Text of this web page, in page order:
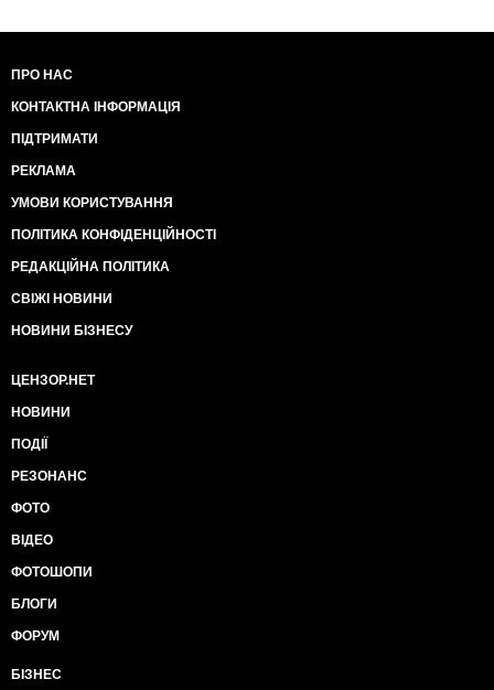
ПРО НАС
КОНТАКТНА ІНФОРМАЦІЯ
ПІДТРИМАТИ
РЕКЛАМА
УМОВИ КОРИСТУВАННЯ
ПОЛІТИКА КОНФІДЕНЦІЙНОСТІ
РЕДАКЦІЙНА ПОЛІТИКА
СВІЖІ НОВИНИ
НОВИНИ БІЗНЕСУ
ЦЕНЗОР.НЕТ
НОВИНИ
ПОДІЇ
РЕЗОНАНС
ФОТО
ВІДЕО
ФОТОШОПИ
БЛОГИ
ФОРУМ
БІЗНЕС